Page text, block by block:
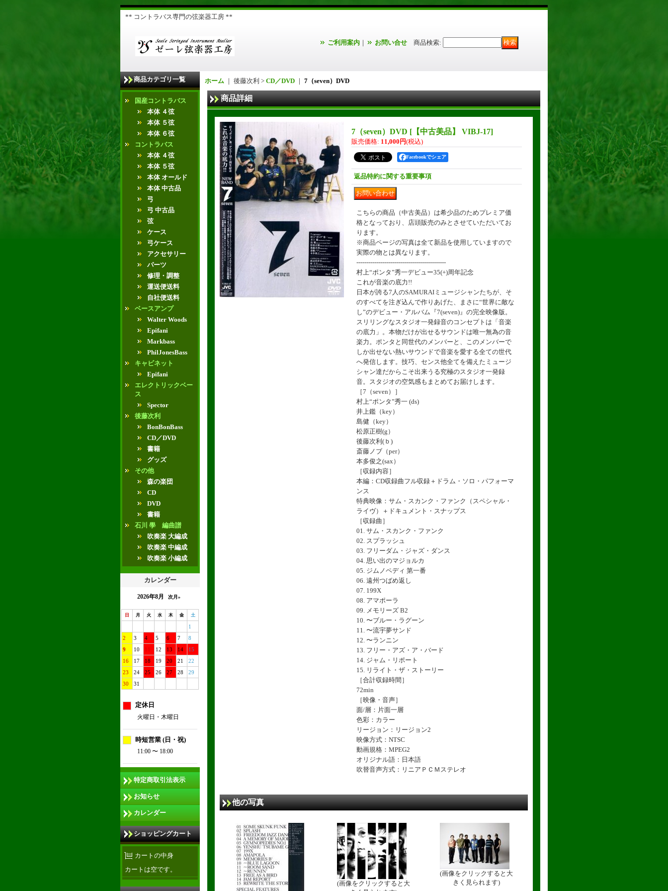
** コントラバス専門の弦楽器工房 **
ご利用案内 ｜ お問い合せ 商品検索:
商品カテゴリ一覧
国産コントラバス
本体 ４弦
本体 ５弦
本体 ６弦
コントラバス
本体 ４弦
本体 ５弦
本体 オールド
本体 中古品
弓
弓 中古品
弦
ケース
弓ケース
アクセサリー
パーツ
修理・調整
運送便送料
自社便送料
ベースアンプ
Walter Woods
Epifani
Markbass
PhilJonesBass
キャビネット
Epifani
エレクトリックベー
ス
Spector
後藤次利
BonBonBass
CD／DVD
書籍
グッズ
その他
森の楽団
CD
DVD
書籍
石川 學 編曲譜
吹奏楽 大編成
吹奏楽 中編成
吹奏楽 小編成
カレンダー
2026年8月 次月»
日 月 火 水 木 金 土
1
2
3 4 5 6 7
8
9
10 11 12 13 14
15
16
17 18 19 20 21
22
23
24 25 26 27 28
29
30
31
定休日
火曜日・木曜日
時短営業 (日・祝)
11:00 〜 18:00
特定商取引法表示
お知らせ
カレンダー
ショッピングカート
カートの中身
カートは空です。
ホーム ｜ 後藤次利 > CD／DVD ｜ 7（seven）DVD
商品詳細
7（seven）DVD [ 【中古美品】 VIBJ-17]
販売価格: 11,000円(税込)
Facebookでシェア
返品特約に関する重要事項
こちらの商品（中古美品）は希少品のためプレミア価
格となっており、店頭販売のみとさせていただいてお
ります。
※商品ページの写真は全て新品を使用していますので
実際の物とは異なります。
---------------------------------------------
村上“ポンタ”秀一デビュー35(+)周年記念
これが音楽の底力!!
日本が誇る7人のSAMURAIミュージシャンたちが、そ
のすべてを注ぎ込んで作りあげた、まさに“世界に敵な
し”のデビュー・アルバム『7(seven)』の完全映像版。
スリリングなスタジオ一発録音のコンセプトは「音楽
の底力」。本物だけが出せるサウンドは唯一無為の音
楽力。ポンタと同世代のメンバーと、このメンバーで
しか出せない熱いサウンドで音楽を愛する全ての世代
へ発信します。技巧、センス他全てを備えたミュージ
シャン達だからこそ出来うる究極のスタジオ一発録
音。スタジオの空気感もまとめてお届けします。
［7（seven）］
村上“ポンタ”秀一 (ds)
井上鑑（key）
島健（key）
松原正樹(g）
後藤次利(ｂ)
斎藤ノブ（per）
本多俊之(sax）
［収録内容］
本編：CD収録曲フル収録＋ドラム・ソロ・パフォーマ
ンス
特典映像：サム・スカンク・ファンク（スペシャル・
ライヴ）＋ドキュメント・スナップス
［収録曲］
01. サム・スカンク・ファンク
02. スプラッシュ
03. フリーダム・ジャズ・ダンス
04. 思い出のマジョルカ
05. ジムノペディ 第一番
06. 遠州つばめ返し
07. 199X
08. アマポーラ
09. メモリーズ B2
10. 〜ブルー・ラグーン
11. 〜流宇夢サンド
12. 〜ランニン
13. フリー・アズ・ア・バード
14. ジャム・リポート
15. リライト・ザ・ストーリー
［合計収録時間］
72min
［映像・音声］
面/層：片面一層
色彩：カラー
リージョン：リージョン2
映像方式：NTSC
動画規格：MPEG2
オリジナル語：日本語
吹替音声方式：リニアＰＣＭステレオ
他の写真
(画像をクリックすると大
(画像をクリックすると大
きく見られます)